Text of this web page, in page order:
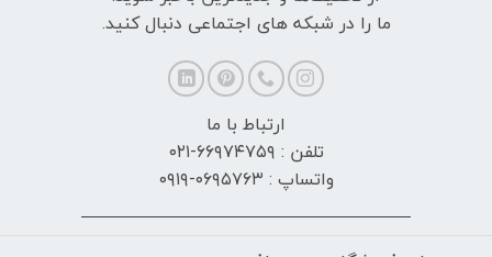
ما را در شبکه های اجتماعی دنبال کنید.
ارتباط با ما
تلفن : ۶۶۹۷۴۷۵۹-۰۲۱
واتساپ : ۰۶۹۵۷۶۳-۰۹۱۹